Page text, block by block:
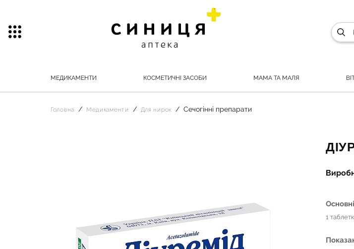
МЕДИКАМЕНТИ КОСМЕТИЧНІ ЗАСОБИ МАМА ТА МАЛЯ
Головна Медикаменти Для нирок Сечогінні препарати
1